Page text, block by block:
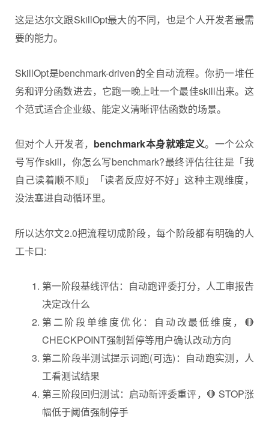
这是达尔文跟SkillOpt最大的不同，也是个人开发者最需
要的能力。
SkillOpt是benchmark-driven的全自动流程。你扔一堆任
务和评分函数进去，它跑一晚上吐一个最佳skill出来。这
个范式适合企业级、能定义清晰评估函数的场景。
但对个人开发者， benchmark本身就难定义。一个公众
号写作skill，你怎么写benchmark?最终评估往往是「我
自己读着顺不顺」「读者反应好不好」这种主观维度，
没法塞进自动循环里。
所以达尔文2.0把流程切成阶段，每个阶段都有明确的人
工卡口:
第一阶段基线评估：自动跑评委打分，人工审报告
决定改什么
第二阶段单维度优化：自动改最低维度，🔴
CHECKPOINT强制暂停等用户确认改动方向
第二阶段半测试提示词跑(可选)：自动跑实测，人
工看测试结果
第三阶段回归测试：启动新评委重评，🛑 STOP涨
幅低于阈值强制停手